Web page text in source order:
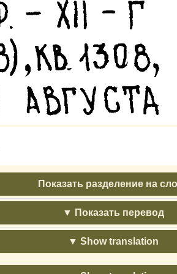
Показать разделение на
Показать перевод
Show translation